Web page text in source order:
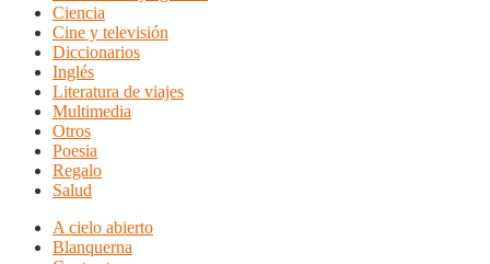
Ciencia
Cine y televisión
Diccionarios
Inglés
Literatura de viajes
Multimedia
Otros
Poesia
Regalo
Salud
A cielo abierto
Blanquerna